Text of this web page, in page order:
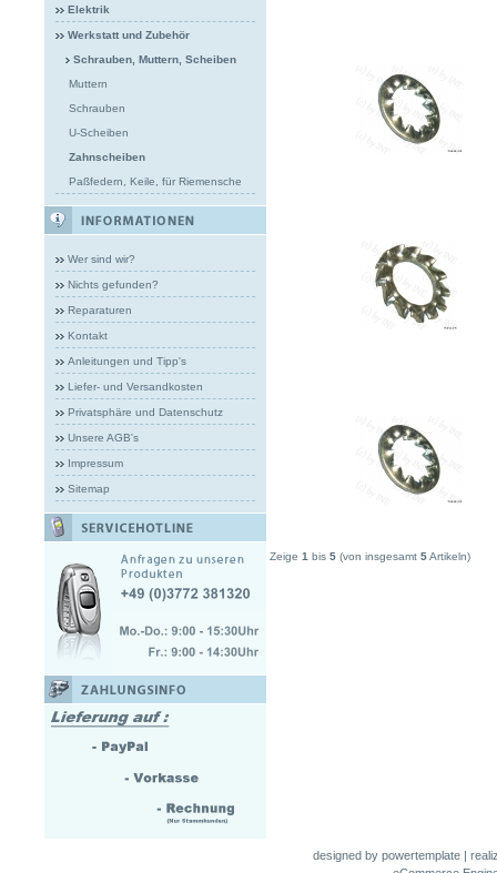
Elektrik
Werkstatt und Zubehör
Schrauben, Muttern, Scheiben
Muttern
Schrauben
U-Scheiben
Zahnscheiben
Paßfedern, Keile, für Riemensche
Wer sind wir?
Nichts gefunden?
Reparaturen
Kontakt
Anleitungen und Tipp's
Liefer- und Versandkosten
Privatsphäre und Datenschutz
Unsere AGB's
Impressum
Sitemap
Zeige 1 bis 5 (von insgesamt 5Artikeln)
designed by powertemplate|